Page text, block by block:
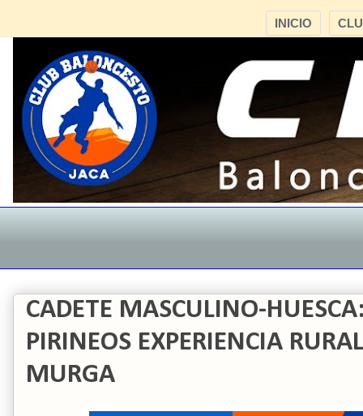
INICIO
CADETE MASCULINO-
PIRINEOS EXPERIENCIA
MURGA